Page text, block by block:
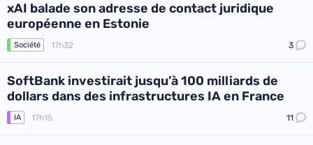
xAI balade son adresse de contact juridique
européenne en Estonie
Société 17h32 3
SoftBank investirait jusqu’à 100 milliards de
dollars dans des infrastructures IA en France
IA 17h15 11